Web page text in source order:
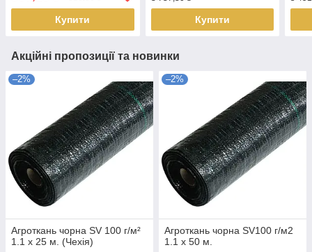
Купити Купити
Акційні пропозиції та новинки
–2%
Агроткань чорна SV 100 г/м²
1.1 х 25 м. (Чехія)
–2%
Агроткань чорна SV100 г/м2
1.1 х 50 м.